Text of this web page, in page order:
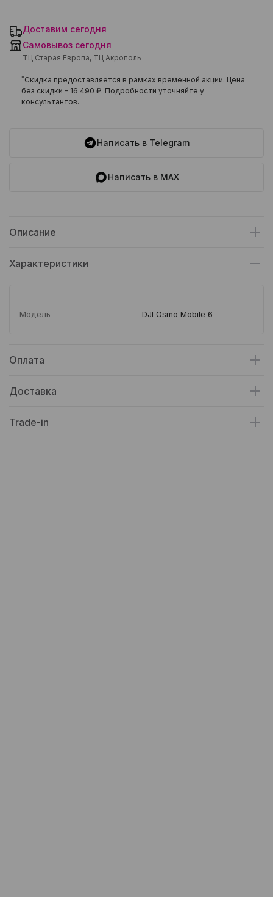
Доставим сегодня
Самовывоз сегодня
ТЦ Старая Европа, ТЦ Акрополь
*Скидка предоставляется в рамках временной акции. Цена
без скидки - 16 490 ₽. Подробности уточняйте у
консультантов.
Написать в Telegram
Написать в MAX
Описание
Характеристики
Модель DJI Osmo Mobile 6
Оплата
Доставка
Trade-in